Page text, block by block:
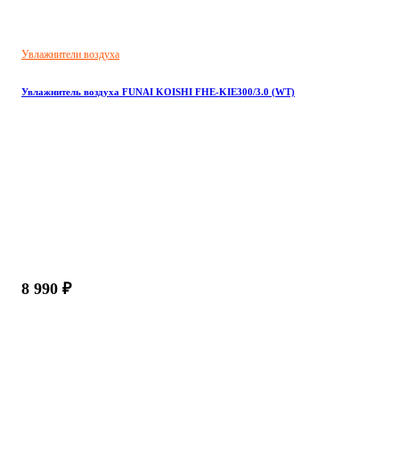
Увлажнители воздуха
Увлажнитель воздуха FUNAI KOISHI FHE-KIE300/3.0 (WT)
8 990 ₽